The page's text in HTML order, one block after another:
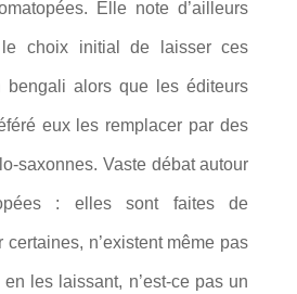
Elle note d’ailleurs
le choix initial de laisser ces
alors que les éditeurs
eux les remplacer par des
saxonnes. Vaste débat autour
: elles sont faites de
n’existent même pas
les laissant, n’est-ce pas un